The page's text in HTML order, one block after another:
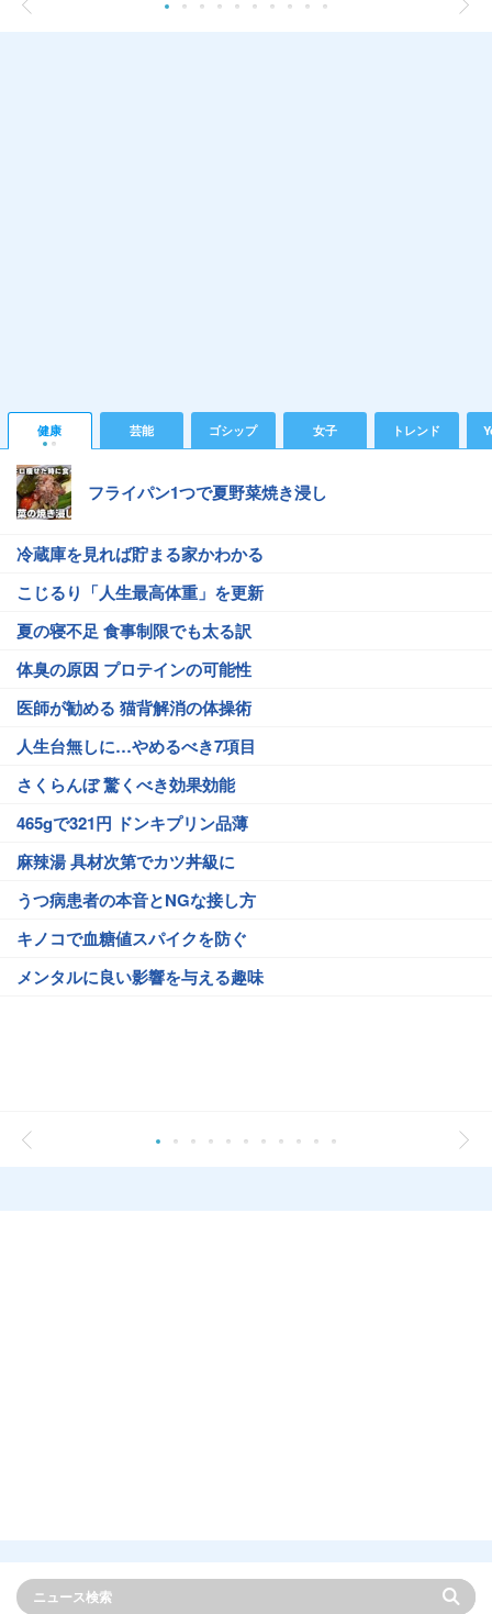
健康 芸能 ゴシップ 女子 トレンド
フライパン1つで夏野菜焼き浸し
冷蔵庫を見れば貯まる家かわかる
こじるり「人生最高体重」を更新
夏の寝不足 食事制限でも太る訳
体臭の原因 プロテインの可能性
医師が勧める 猫背解消の体操術
人生台無しに…やめるべき7項目
さくらんぼ 驚くべき効果効能
465gで321円 ドンキプリン品薄
麻辣湯 具材次第でカツ丼級に
うつ病患者の本音とNGな接し方
キノコで血糖値スパイクを防ぐ
メンタルに良い影響を与える趣味